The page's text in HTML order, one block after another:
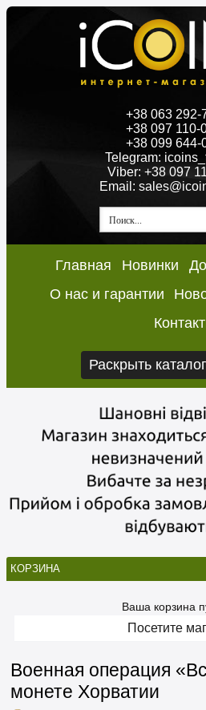
+38 063 292-
+38 097 110-
+38 099 644-
Telegram:
Viber: +38 097
Email:
Главная Новинки
О нас и гарантии
Раскрыть
КОРЗИНА
Ваша корзина
Посетите
Военная операция
монете Хорватии